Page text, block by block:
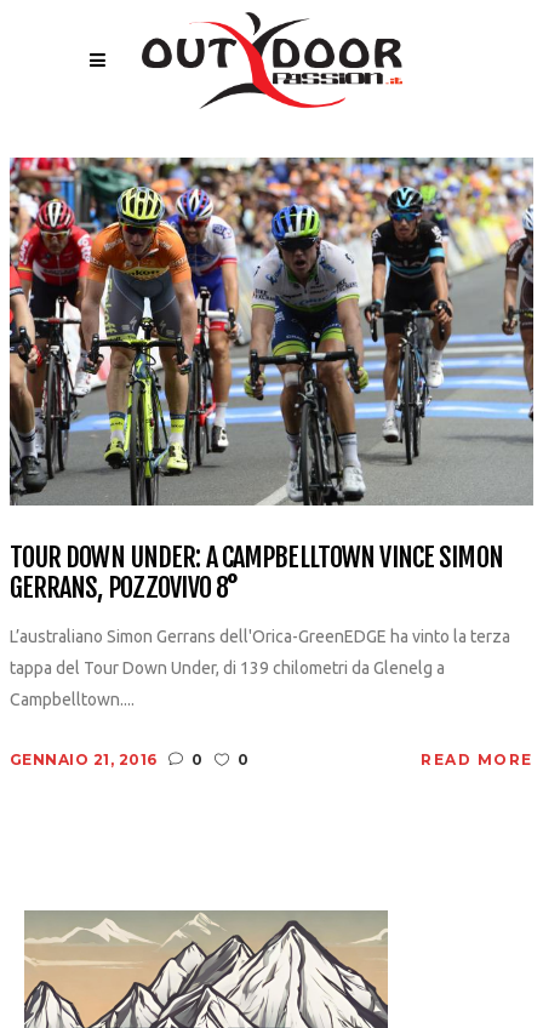
TOUR DOWN UNDER: A CAMPBELLTOWN VINCE SIMON
GERRANS, POZZOVIVO 8°
L’australiano Simon Gerrans dell'Orica-GreenEDGE ha vinto la terza
tappa del Tour Down Under, di 139 chilometri da Glenelg a
Campbelltown....
GENNAIO 21, 2016 0 0 READ MORE